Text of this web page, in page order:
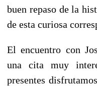
buen repaso de la
de esta curiosa
El encuentro con
una cita muy
presentes